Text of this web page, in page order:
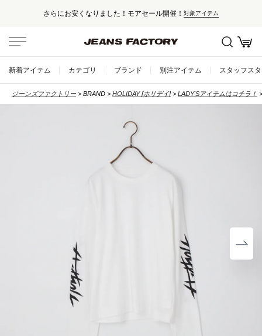
さらにお安くなりました！モアセール開催！ 対象アイテム
新着アイテム カテゴリ ブランド 別注アイテム スタッフス
ジーンズファクトリー BRAND HOLIDAY [ホリデイ] LADY'Sアイテムはコチラ！